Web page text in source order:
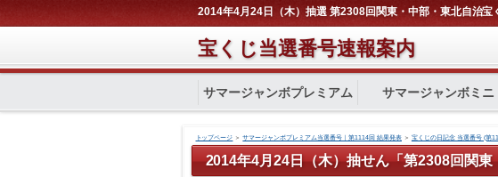
2014年4月24日（木）抽選 第2308回関東・中部・東北自治宝
宝くじ当選番号速報案内
サマージャンボプレミアム サマージャンボミニ
トップページ ＞サマージャンボプレミアム当選番号｜第1114回 結果発表＞ 宝くじの日記念 当選番号 (第
2014年4月24日（木）抽せん「第2308回関